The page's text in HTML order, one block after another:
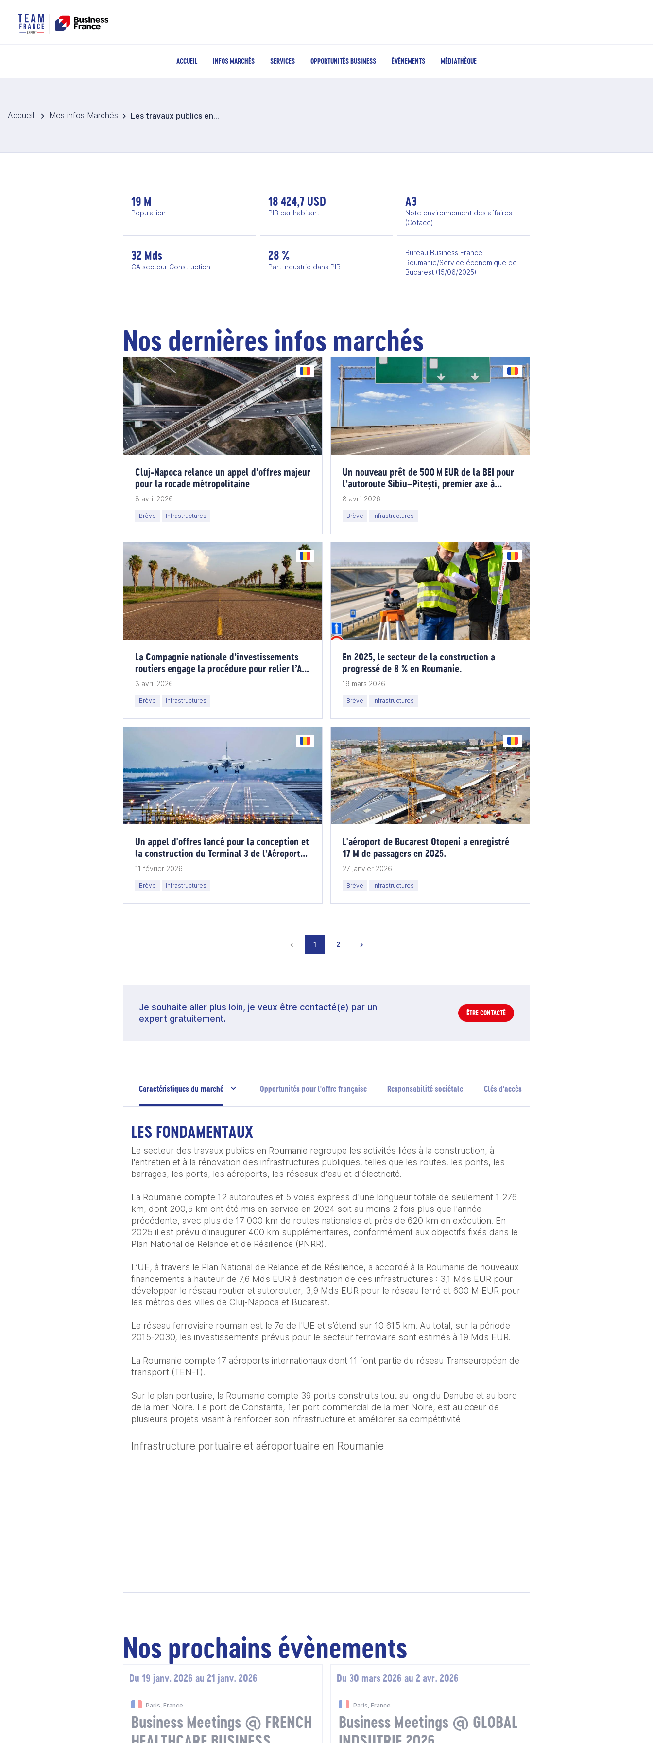
ACCUEIL INFOS MARCHÉS SERVICES OPPORTUNITÉS BUSINESS ÉVÉNEMENTS MÉDIATHÈQUE
Accueil Mes infos Marchés Les travaux publics en Roumanie
19 M
Population
18 424,7 USD
PIB par habitant
A3
Note environnement des affaires
(Coface)
32 Mds
CA secteur Construction
28 %
Part Industrie dans PIB
Bureau Business France
Roumanie/Service économique de
Bucarest (15/06/2025)
Nos dernières infos marchés
Cluj‑Napoca relance un appel d’offres majeur
pour la rocade métropolitaine
8 avril 2026
Brève Infrastructures
Un nouveau prêt de 500 M EUR de la BEI pour
l’autoroute Sibiu–Pitești, premier axe à
traverser les Carpates
8 avril 2026
Brève Infrastructures
La Compagnie nationale d’investissements
routiers engage la procédure pour relier l’A0
Nord au futur Terminal 2 d’Otopen
3 avril 2026
Brève Infrastructures
En 2025, le secteur de la construction a
progressé de 8 % en Roumanie.
19 mars 2026
Brève Infrastructures
Un appel d'offres lancé pour la conception et
la construction du Terminal 3 de l’Aéroport
international de Suceava
11 février 2026
Brève Infrastructures
L'aéroport de Bucarest Otopeni a enregistré
17 M de passagers en 2025.
27 janvier 2026
Brève Infrastructures
Page précédente
page
1 page
2
Je souhaite aller plus loin, je veux être contacté(e) par un
expert gratuitement.
ÊTRE CONTACTÉ
Caractéristiques du marché Opportunités pour l'offre française Responsabilité sociétale Clés d'accès
LES FONDAMENTAUX
Le secteur des travaux publics en Roumanie regroupe les activités liées à la construction, à
l'entretien et à la rénovation des infrastructures publiques, telles que les routes, les ponts, les
barrages, les ports, les aéroports, les réseaux d'eau et d'électricité.
La Roumanie compte 12 autoroutes et 5 voies express d'une longueur totale de seulement 1 276
km, dont 200,5 km ont été mis en service en 2024 soit au moins 2 fois plus que l'année
précédente, avec plus de 17 000 km de routes nationales et près de 620 km en exécution. En
2025 il est prévu d'inaugurer 400 km supplémentaires, conformément aux objectifs fixés dans le
Plan National de Relance et de Résilience (PNRR).
L’UE, à travers le Plan National de Relance et de Résilience, a accordé à la Roumanie de nouveaux
financements à hauteur de 7,6 Mds EUR à destination de ces infrastructures : 3,1 Mds EUR pour
développer le réseau routier et autoroutier, 3,9 Mds EUR pour le réseau ferré et 600 M EUR pour
les métros des villes de Cluj-Napoca et Bucarest.
Le réseau ferroviaire roumain est le 7e de l'UE et s’étend sur 10 615 km. Au total, sur la période
2015-2030, les investissements prévus pour le secteur ferroviaire sont estimés à 19 Mds EUR.
La Roumanie compte 17 aéroports internationaux dont 11 font partie du réseau Transeuropéen de
transport (TEN-T).
Sur le plan portuaire, la Roumanie compte 39 ports construits tout au long du Danube et au bord
de la mer Noire. Le port de Constanta, 1er port commercial de la mer Noire, est au cœur de
Infrastructure portuaire et aéroportuaire en Roumanie
Nos prochains évènements
Du 19 janv. 2026 au 21 janv. 2026
Paris, France
Business Meetings @ FRENCH
Du 30 mars 2026 au 2 avr. 2026
Paris, France
Business Meetings @ GLOBAL